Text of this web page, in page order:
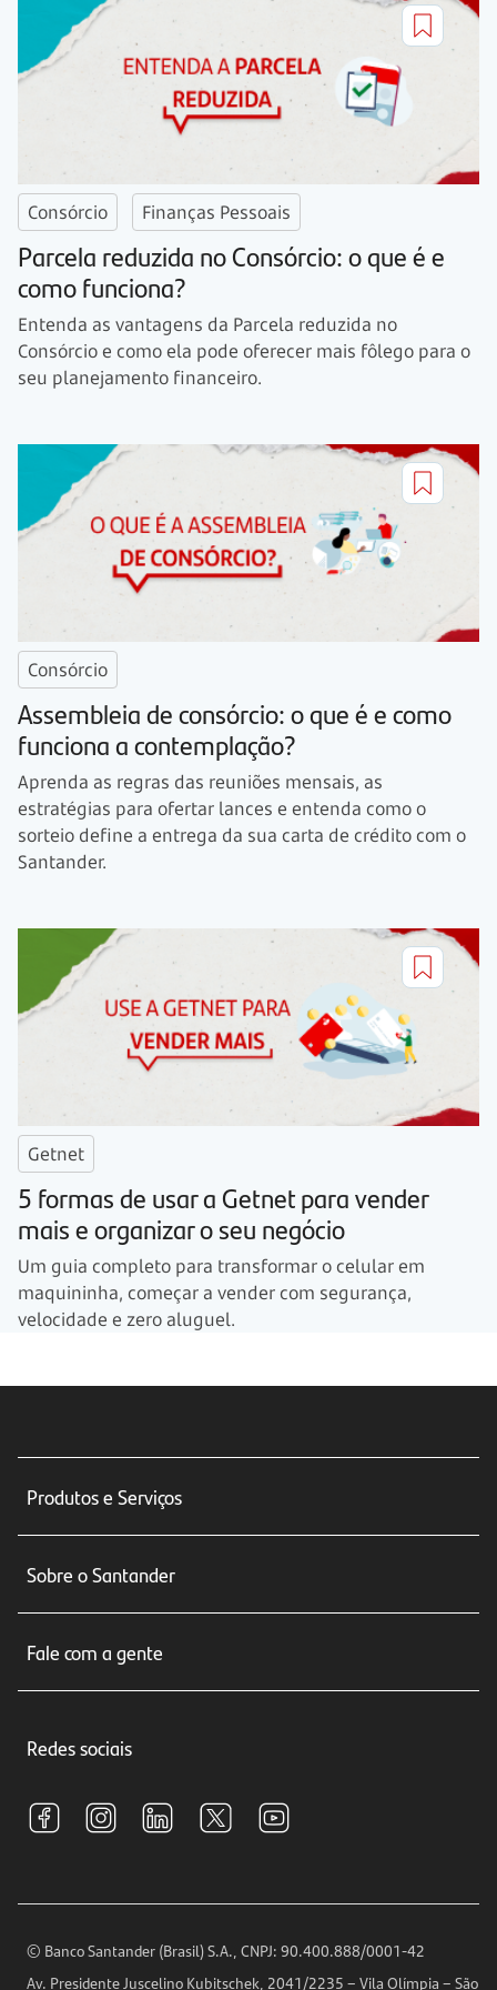
Consórcio Finanças Pessoais
Parcela reduzida no Consórcio: o que é e
como funciona?
Entenda as vantagens da Parcela reduzida no
Consórcio e como ela pode oferecer mais fôlego para o
seu planejamento financeiro.
Consórcio
Assembleia de consórcio: o que é e como
funciona a contemplação?
Aprenda as regras das reuniões mensais, as
estratégias para ofertar lances e entenda como o
sorteio define a entrega da sua carta de crédito com o
Santander.
Getnet
5 formas de usar a Getnet para vender
mais e organizar o seu negócio
Um guia completo para transformar o celular em
maquininha, começar a vender com segurança,
velocidade e zero aluguel.
Produtos e Serviços
Seguros
Crédito e Financiamentos
Investimentos
Sobre o Santander
Relações com Investidores
Fale com a gente
Central de Renegociação
S.A.C
Encontre nossas agências
Horários de Atendimento
Redes sociais
© Banco Santander (Brasil) S.A., CNPJ: 90.400.888/0001-42
Av. Presidente Juscelino Kubitschek, 2041/2235 – Vila Olímpia – São